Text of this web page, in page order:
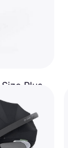
Plus
base
UN R129,
(ASIP)